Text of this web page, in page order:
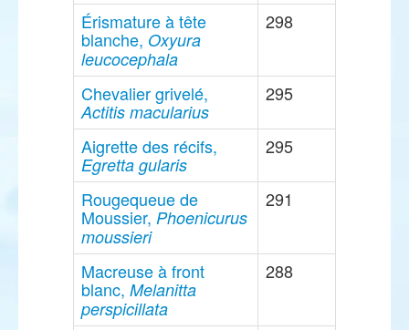
Érismature à tête
blanche, Oxyura
leucocephala
298
Chevalier grivelé,
Actitis macularius
295
Aigrette des récifs,
Egretta gularis
295
Rougequeue de
Moussier, Phoenicurus
moussieri
291
Macreuse à front
blanc, Melanitta
perspicillata
288